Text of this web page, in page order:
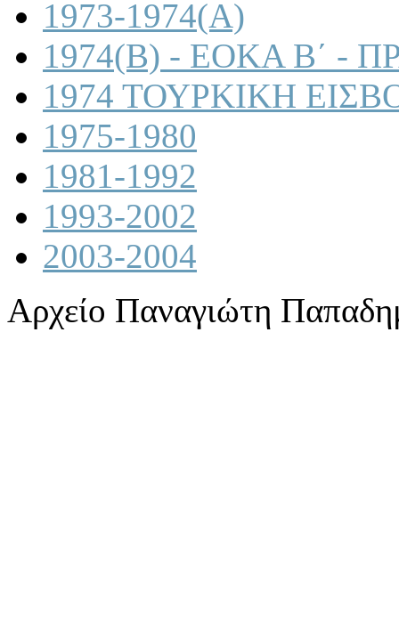
1973-1974(A)
1974(B) - ΕΟΚΑ Β΄ -
1974 ΤΟΥΡΚΙΚΗ
1975-1980
1981-1992
1993-2002
2003-2004
Αρχείο Παναγιώτη